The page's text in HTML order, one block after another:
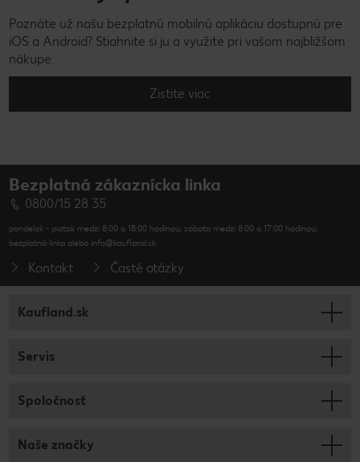
Poznáte už našu bezplatnú mobilnú aplikáciu dostupnú pre
iOS a Android? Stiahnite si ju a využite pri vašom najbližšom
nákupe.
Zistite viac
Bezplatná zákaznícka linka
0800/15 28 35
pondelok - piatok medzi 8:00 a 18:00 hodinou, sobota medzi 8:00 a 17:00 hodinou,
bezplatná linka alebo info@kaufland.sk
Kontakt Časté otázky
Kaufland.sk
Servis
Spoločnosť
Naše značky